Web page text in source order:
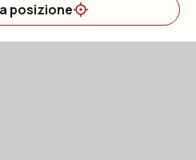
posizione